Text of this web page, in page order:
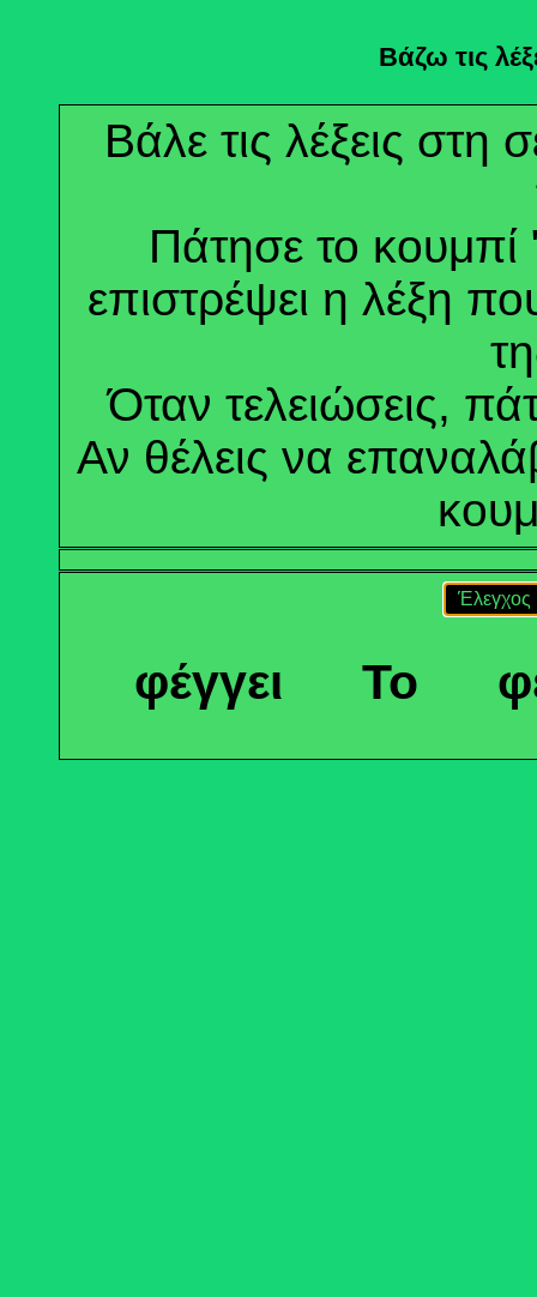
Βάζω τις
Βάλε τις λέξεις στη
Πάτησε το κουμπί
επιστρέψει η λέξη
Όταν τελειώσεις,
Αν θέλεις να
Έλεγχος
φέγγει Το